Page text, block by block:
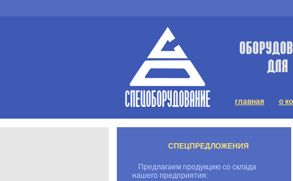
главная о
СПЕЦПРЕДЛОЖЕНИЯ
Предлагаем продукцию со склада
нашего предприятия: